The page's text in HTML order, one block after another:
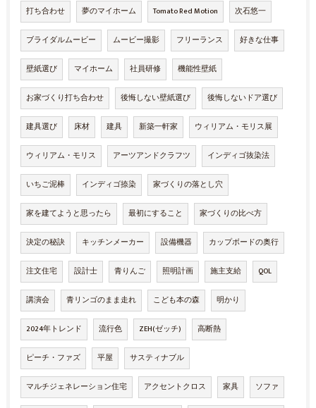
打ち合わせ 夢のマイホーム Tomato Red Motion 次石悠一
ブライダルムービー ムービー撮影 フリーランス 好きな仕事
壁紙選び マイホーム 社員研修 機能性壁紙
お家づくり打ち合わせ 後悔しない壁紙選び 後悔しないドア選び
建具選び 床材 建具 新築一軒家 ウィリアム・モリス展
ウィリアム・モリス アーツアンドクラフツ インディゴ抜染法
いちご泥棒 インディゴ捺染 家づくりの落とし穴
家を建てようと思ったら 最初にすること 家づくりの比べ方
決定の秘訣 キッチンメーカー 設備機器 カップボードの奥行
注文住宅 設計士 青りんご 照明計画 施主支給 QOL
講演会 青リンゴのまま走れ こども本の森 明かり
2024年トレンド 流行色 ZEH(ゼッチ) 高断熱
ピーチ・ファズ 平屋 サスティナブル
マルチジェネレーション住宅 アクセントクロス 家具 ソファ